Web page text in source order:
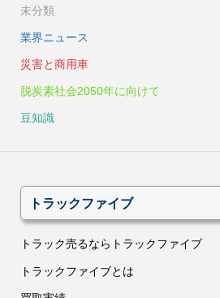
未分類
業界ニュース
災害と商用車
脱炭素社会2050年に向けて
豆知識
トラックファイブ
トラック売るならトラックファイブ
トラックファイブとは